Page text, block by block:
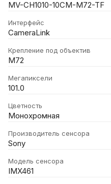
MV-CH1010-10CM-M72-TF
Интерфейс
CameraLink
Крепление под объектив
M72
Мегапиксели
101.0
Цветность
Монохромная
Производитель сенсора
Sony
Модель сенсора
IMX461